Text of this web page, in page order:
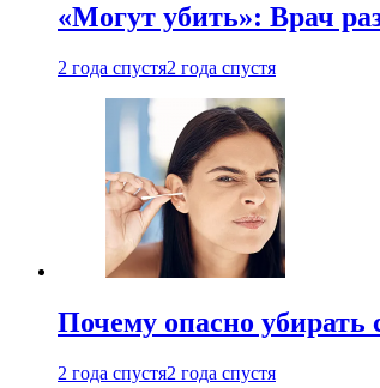
«Могут убить»: Врач
2 года спустя2 года спустя
Почему опасно убирать
2 года спустя2 года спустя